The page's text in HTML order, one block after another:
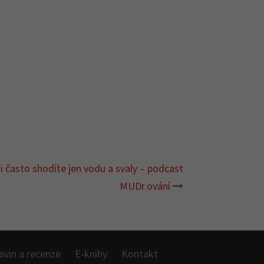
často shodíte jen vodu a svaly – podcast
MUDr.ování
a recenze E-knihy Kontakt